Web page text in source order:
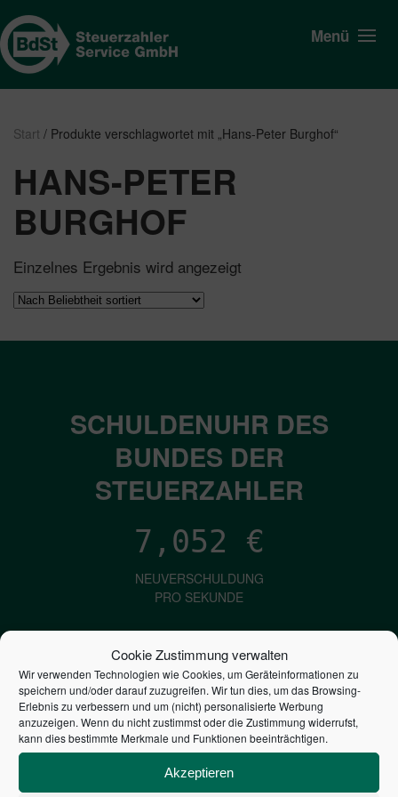
Cookie Zustimmung verwalten
Wir verwenden Technologien wie Cookies, um Geräteinformationen zu
speichern und/oder darauf zuzugreifen. Wir tun dies, um das Browsing-
Erlebnis zu verbessern und um (nicht) personalisierte Werbung
anzuzeigen. Wenn du nicht zustimmst oder die Zustimmung widerrufst,
kann dies bestimmte Merkmale und Funktionen beeinträchtigen.
Akzeptieren
Menü
Start / Produkte verschlagwortet mit „Hans-Peter Burghof“
HANS-PETER
BURGHOF
Einzelnes Ergebnis wird angezeigt
SCHULDENUHR DES
BUNDES DER
STEUERZAHLER
7,052 €
NEUVERSCHULDUNG
PRO SEKUNDE
1,601€
ZINSEN
PRO SEKUNDE